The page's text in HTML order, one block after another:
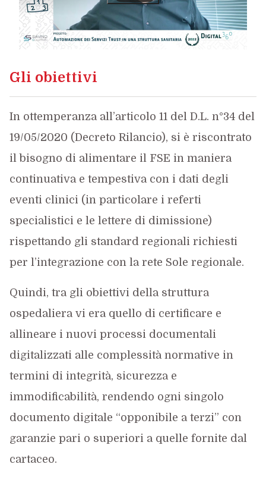
Gli obiettivi
In ottemperanza all’articolo 11 del D.L. n°34 del
19/05/2020 (Decreto Rilancio), si è riscontrato
il bisogno di alimentare il FSE in maniera
continuativa e tempestiva con i dati degli
eventi clinici (in particolare i referti
specialistici e le lettere di dimissione)
rispettando gli standard regionali richiesti
per l’integrazione con la rete Sole regionale.
Quindi, tra gli obiettivi della struttura
ospedaliera vi era quello di certificare e
allineare i nuovi processi documentali
digitalizzati alle complessità normative in
termini di integrità, sicurezza e
immodificabilità, rendendo ogni singolo
documento digitale “opponibile a terzi” con
garanzie pari o superiori a quelle fornite dal
cartaceo.